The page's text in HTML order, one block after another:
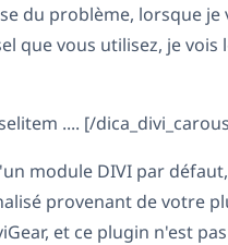
du problème, lorsque je
que vous utilisez, je vois
.... [/
module DIVI par
provenant de votre
et ce plugin n'est